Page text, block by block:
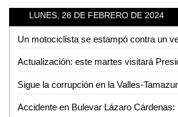
LUNES, 26 DE FEBRERO DE 2024